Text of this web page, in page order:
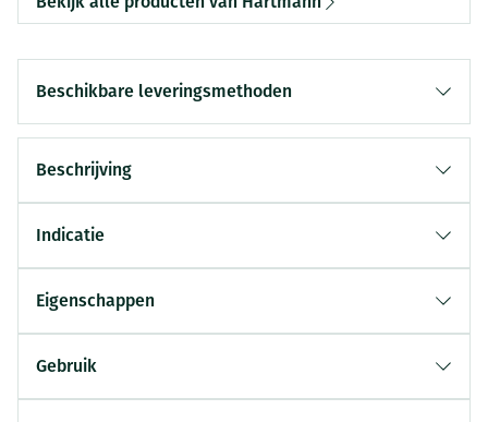
Beschikbare leveringsmethoden
Beschrijving
Indicatie
Eigenschappen
Gebruik